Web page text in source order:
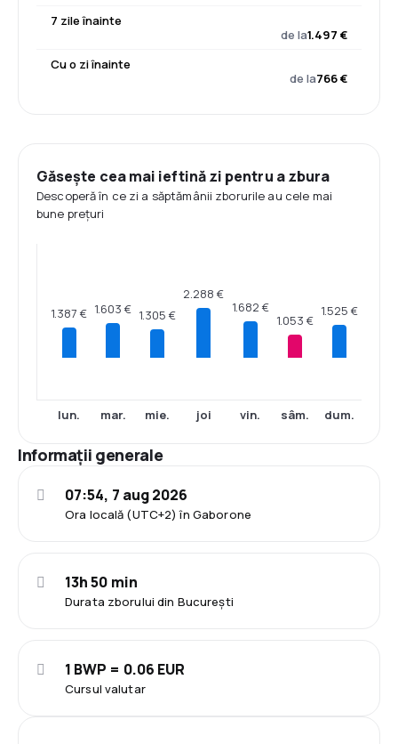
7 zile înainte
de la1.497 €
Cu o zi înainte
de la766 €
Găsește cea mai ieftină zi pentru a zbura
Descoperă în ce zi a săptămânii zborurile au cele mai
bune prețuri
1.387 €
lun.
1.603 €
mar.
1.305 €
mie.
2.288 €
joi
1.682 €
vin.
1.053 €
sâm.
1.525 €
dum.
Informații generale
Ora locală (UTC+2) în Gaborone
07:54, 7 aug 2026
Durata zborului din București
13h 50 min
Cursul valutar
1 BWP = 0.06 EUR